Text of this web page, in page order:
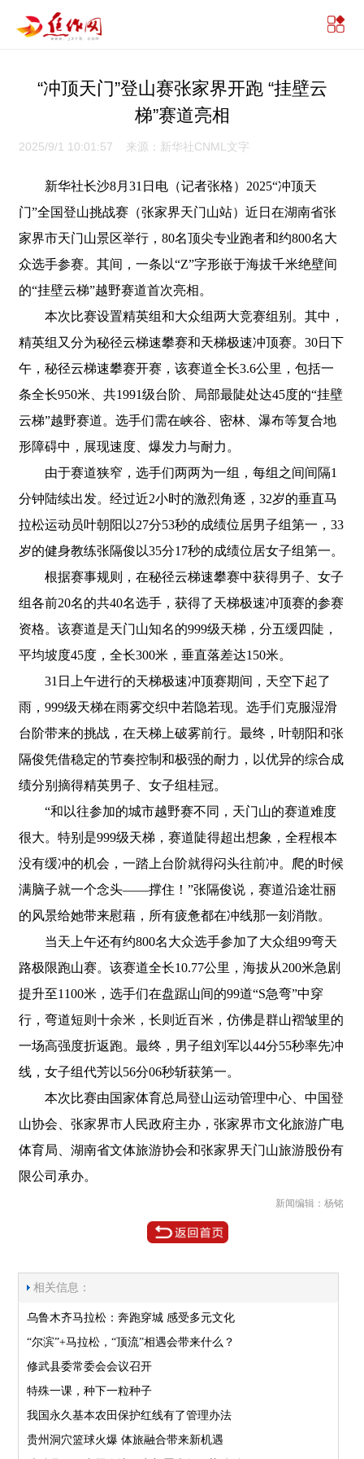
“冲顶天门”登山赛张家界开跑 “挂壁云
梯”赛道亮相
2025/9/1 10:01:57 来源：新华社CNML文字
新华社长沙8月31日电（记者张格）2025“冲顶天
门”全国登山挑战赛（张家界天门山站）近日在湖南省张
家界市天门山景区举行，80名顶尖专业跑者和约800名大
众选手参赛。其间，一条以“Z”字形嵌于海拔千米绝壁间
的“挂壁云梯”越野赛道首次亮相。
本次比赛设置精英组和大众组两大竞赛组别。其中，
精英组又分为秘径云梯速攀赛和天梯极速冲顶赛。30日下
午，秘径云梯速攀赛开赛，该赛道全长3.6公里，包括一
条全长950米、共1991级台阶、局部最陡处达45度的“挂壁
云梯”越野赛道。选手们需在峡谷、密林、瀑布等复合地
形障碍中，展现速度、爆发力与耐力。
由于赛道狭窄，选手们两两为一组，每组之间间隔1
分钟陆续出发。经过近2小时的激烈角逐，32岁的垂直马
拉松运动员叶朝阳以27分53秒的成绩位居男子组第一，33
岁的健身教练张隔俊以35分17秒的成绩位居女子组第一。
根据赛事规则，在秘径云梯速攀赛中获得男子、女子
组各前20名的共40名选手，获得了天梯极速冲顶赛的参赛
资格。该赛道是天门山知名的999级天梯，分五缓四陡，
平均坡度45度，全长300米，垂直落差达150米。
31日上午进行的天梯极速冲顶赛期间，天空下起了
雨，999级天梯在雨雾交织中若隐若现。选手们克服湿滑
台阶带来的挑战，在天梯上破雾前行。最终，叶朝阳和张
隔俊凭借稳定的节奏控制和极强的耐力，以优异的综合成
绩分别摘得精英男子、女子组桂冠。
“和以往参加的城市越野赛不同，天门山的赛道难度
很大。特别是999级天梯，赛道陡得超出想象，全程根本
没有缓冲的机会，一踏上台阶就得闷头往前冲。爬的时候
满脑子就一个念头——撑住！”张隔俊说，赛道沿途壮丽
的风景给她带来慰藉，所有疲惫都在冲线那一刻消散。
当天上午还有约800名大众选手参加了大众组99弯天
路极限跑山赛。该赛道全长10.77公里，海拔从200米急剧
提升至1100米，选手们在盘踞山间的99道“S急弯”中穿
行，弯道短则十余米，长则近百米，仿佛是群山褶皱里的
一场高强度折返跑。最终，男子组刘军以44分55秒率先冲
线，女子组代芳以56分06秒斩获第一。
本次比赛由国家体育总局登山运动管理中心、中国登
山协会、张家界市人民政府主办，张家界市文化旅游广电
体育局、湖南省文体旅游协会和张家界天门山旅游股份有
限公司承办。
新闻编辑：杨铭
相关信息：
乌鲁木齐马拉松：奔跑穿城 感受多元文化
“尔滨”+马拉松，“顶流”相遇会带来什么？
修武县委常委会会议召开
特殊一课，种下一粒种子
我国永久基本农田保护红线有了管理办法
贵州洞穴篮球火爆 体旅融合带来新机遇